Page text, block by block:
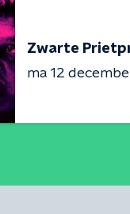
Zwarte
ma 12